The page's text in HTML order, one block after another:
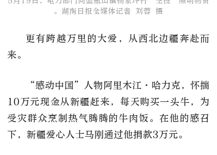
。湖南日报全媒体记者 刘蓉 摄
更有跨越万里的大爱，从西北边疆奔赴而
来。
“感动中国”人物阿里木江·哈力克，怀揣
10万元现金从新疆赶来，每天购买一头牛，为
受灾群众烹制热气腾腾的牛肉饭。在他的感召
下，新疆爱心人士马刚通过他捐款3万元。